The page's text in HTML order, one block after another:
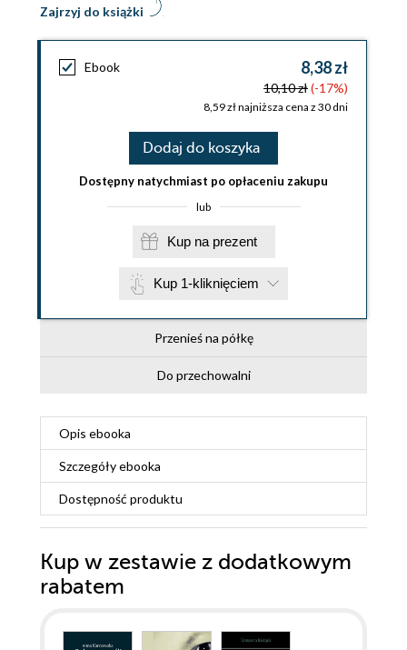
Zajrzyj do książki
Ebook 8,38 zł
10,10 zł(-17%)
8,59 zł najniższa cena z 30 dni
Dodaj do koszyka
Dostępny natychmiast po opłaceniu zakupu
lub
Kup na prezent
Kup 1-kliknięciem
Przenieś na półkę
Do przechowalni
Opis ebooka
Szczegółyebooka
Dostępność produktu
Kup w zestawie z dodatkowym
rabatem